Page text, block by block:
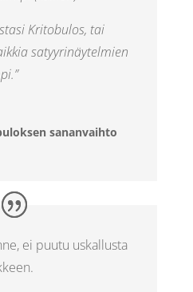
Kritobulos, tai
satyyrinäytelmien
sananvaihto
ei puutu uskallusta